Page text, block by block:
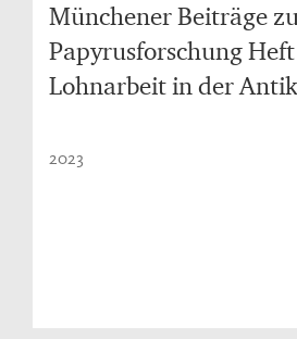
Münchener Beiträge
Papyrusforschung Heft
Lohnarbeit in der
2023